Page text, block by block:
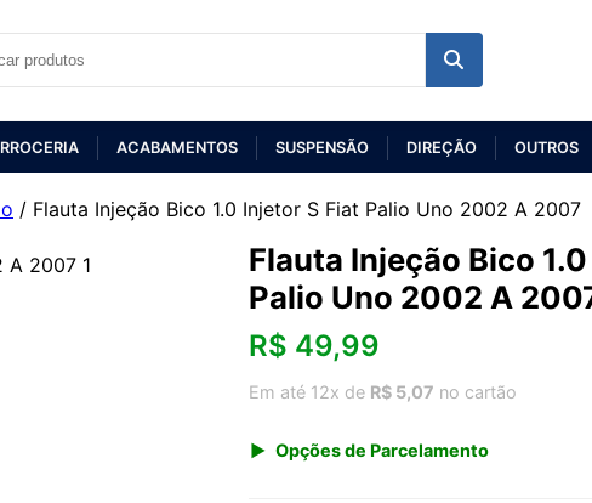
ACABAMENTOS SUSPENSÃO DIREÇÃO OUTROS
/ Flauta Injeção Bico 1.0 Injetor S Fiat Palio Uno 2002 A 2007
Flauta Injeção Bico
Palio Uno 2002 A
R$ 49,99
Em até 12x de R$ 5,07 no cartão
Opções de Parcelamento